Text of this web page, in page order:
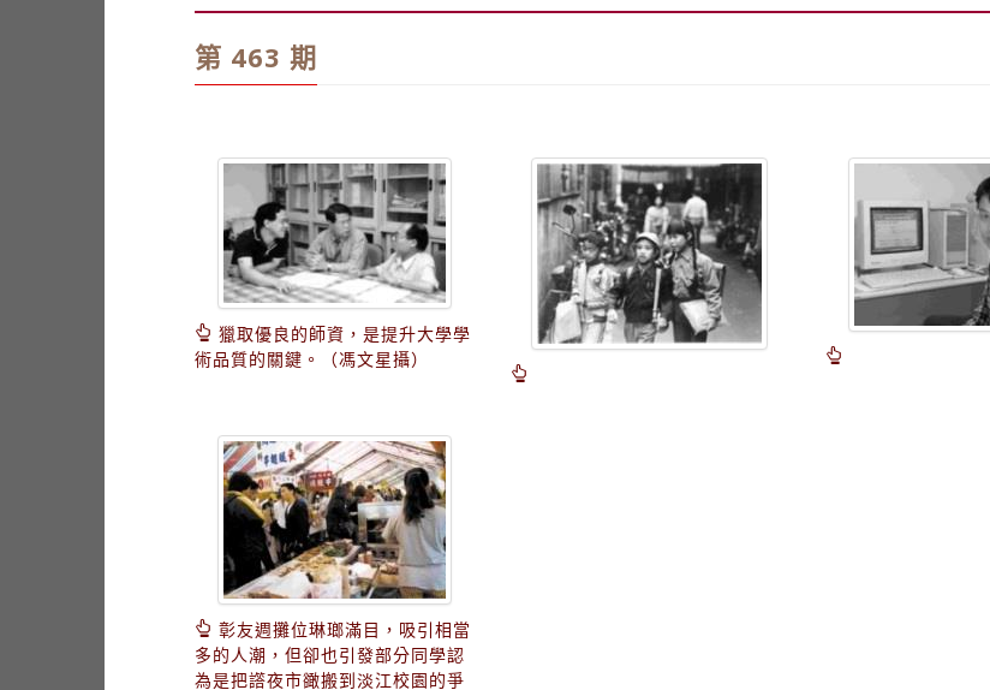
第 463 期
獵取優良的師資，是提升大學學
術品質的關鍵。（馮文星攝）
彰友週攤位琳瑯滿目，吸引相當
多的人潮，但卻也引發部分同學認
為是把譗夜市豃搬到淡江校園的爭